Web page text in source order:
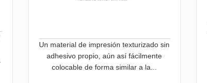
Un material de impresión texturizado sin
adhesivo propio, aún así fácilmente
colocable de forma similar a la...